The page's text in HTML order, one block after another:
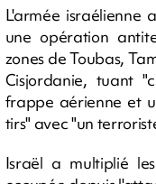
L'armée israélienne
une opération
zones de Toubas,
Cisjordanie, tuant
frappe aérienne et
tirs" avec "un
Israël a multiplié